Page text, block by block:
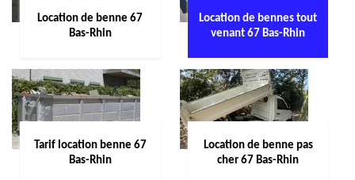
Location de benne 67
Bas-Rhin
Location de bennes tout
venant 67 Bas-Rhin
Tarif location benne 67
Bas-Rhin
Location de benne pas
cher 67 Bas-Rhin